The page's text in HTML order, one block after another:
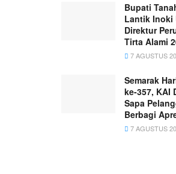
Bupati
Lantik Inoki
Direktur
Tirta Alami
7 AGUSTUS
Semarak
ke-357, KAI
Sapa
Berbagi
7 AGUSTUS